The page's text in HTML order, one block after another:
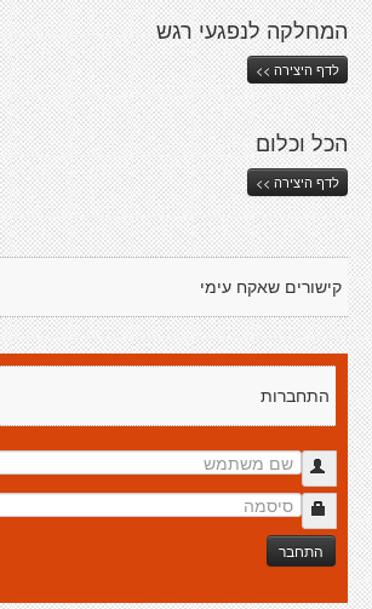
המחלקה לנפגעי רגש
לדף היצירה >>
הכל וכלום
לדף היצירה >>
קישורים שאקח עימי
התחברות
התחבר